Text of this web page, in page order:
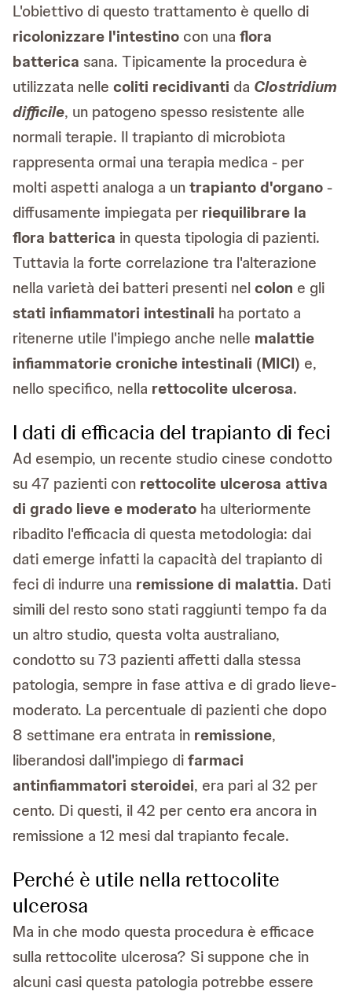
L'obiettivo di questo trattamento è quello di
ricolonizzare l'intestino con una flora
batterica sana. Tipicamente la procedura è
utilizzata nelle coliti recidivanti da Clostridium
difficile, un patogeno spesso resistente alle
normali terapie. Il trapianto di microbiota
rappresenta ormai una terapia medica - per
molti aspetti analoga a untrapianto d'organo-
diffusamente impiegata per riequilibrare la
flora batterica in questa tipologia di pazienti.
Tuttavia la forte correlazione tra l'alterazione
nella varietà dei batteri presenti nelcolon e gli
stati infiammatori intestinali ha portato a
ritenerne utile l'impiego anche nelle malattie
infiammatorie croniche intestinali (MICI) e,
nello specifico, nella rettocolite ulcerosa.
I dati di efficacia del trapianto di feci
Ad esempio, un recente studio cinese condotto
su 47 pazienti con rettocolite ulcerosa attiva
di grado lieve e moderato ha ulteriormente
ribadito l'efficacia di questa metodologia: dai
dati emerge infatti la capacità del trapianto di
feci di indurre una remissione di malattia. Dati
simili del resto sono stati raggiunti tempo fa da
un altro studio, questa volta australiano,
condotto su 73 pazienti affetti dalla stessa
patologia, sempre in fase attiva e di grado lieve-
moderato. La percentuale di pazienti che dopo
8 settimane era entrata in remissione,
liberandosi dall'impiego difarmaci
antinfiammatori steroidei, era pari al 32 per
cento. Di questi, il 42 per cento era ancora in
remissione a 12 mesi dal trapianto fecale.
Perché è utile nella rettocolite
ulcerosa
Ma in che modo questa procedura è efficace
sulla rettocolite ulcerosa? Si suppone che in
alcuni casi questa patologia potrebbe essere